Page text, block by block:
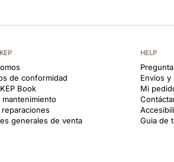
de conformidad
Book
reparaciones
generales de venta
HELP
Envíos y
Mi
Guia de